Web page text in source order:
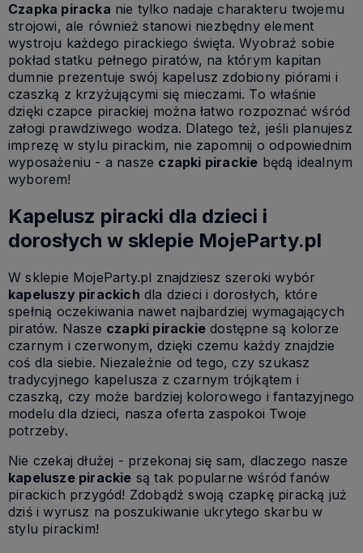
Czapka piracka nie tylko nadaje charakteru twojemu
strojowi, ale również stanowi niezbędny element
wystroju każdego pirackiego święta. Wyobraź sobie
pokład statku pełnego piratów, na którym kapitan
dumnie prezentuje swój kapelusz zdobiony piórami i
czaszką z krzyżującymi się mieczami. To właśnie
dzięki czapce pirackiej można łatwo rozpoznać wśród
załogi prawdziwego wodza. Dlatego też, jeśli planujesz
imprezę w stylu pirackim, nie zapomnij o odpowiednim
wyposażeniu - a nasze czapki pirackie będą idealnym
wyborem!
Kapelusz piracki dla dzieci i
dorosłych w sklepie MojeParty.pl
W sklepie MojeParty.pl znajdziesz szeroki wybór
kapeluszy pirackich dla dzieci i dorosłych, które
spełnią oczekiwania nawet najbardziej wymagających
piratów. Nasze czapki pirackie dostępne są kolorze
czarnym i czerwonym, dzięki czemu każdy znajdzie
coś dla siebie. Niezależnie od tego, czy szukasz
tradycyjnego kapelusza z czarnym trójkątem i
czaszką, czy może bardziej kolorowego i fantazyjnego
modelu dla dzieci, nasza oferta zaspokoi Twoje
potrzeby.
Nie czekaj dłużej - przekonaj się sam, dlaczego nasze
kapelusze pirackie są tak popularne wśród fanów
pirackich przygód! Zdobądź swoją czapkę piracką już
dziś i wyrusz na poszukiwanie ukrytego skarbu w
stylu pirackim!